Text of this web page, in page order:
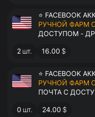
⭐ FACEBOOK
РУЧНОЙ ФАРМ
ДОСТУПОМ -
КОММЕНТАРИИ
2 шт. 16.00 $
⭐ FACEBOOK
РУЧНОЙ ФАРМ
ПОЧТА С
ЛАЙКИ -
АНТИДЕТЕКТ
0 шт. 24.00 $